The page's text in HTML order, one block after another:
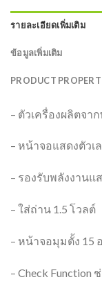
รายละเอียดเพิ่มเติม
ข้อมูลเพิ่มเติม
PRODUCT
– ตัวเครื่องผลิตจา
– หน้าจอแสดงตัวเ
– รองรับพลังงานแ
– ใส่ถ่าน 1.5 โวลต์
– หน้าจอมุมตั้ง 15
– Check Function